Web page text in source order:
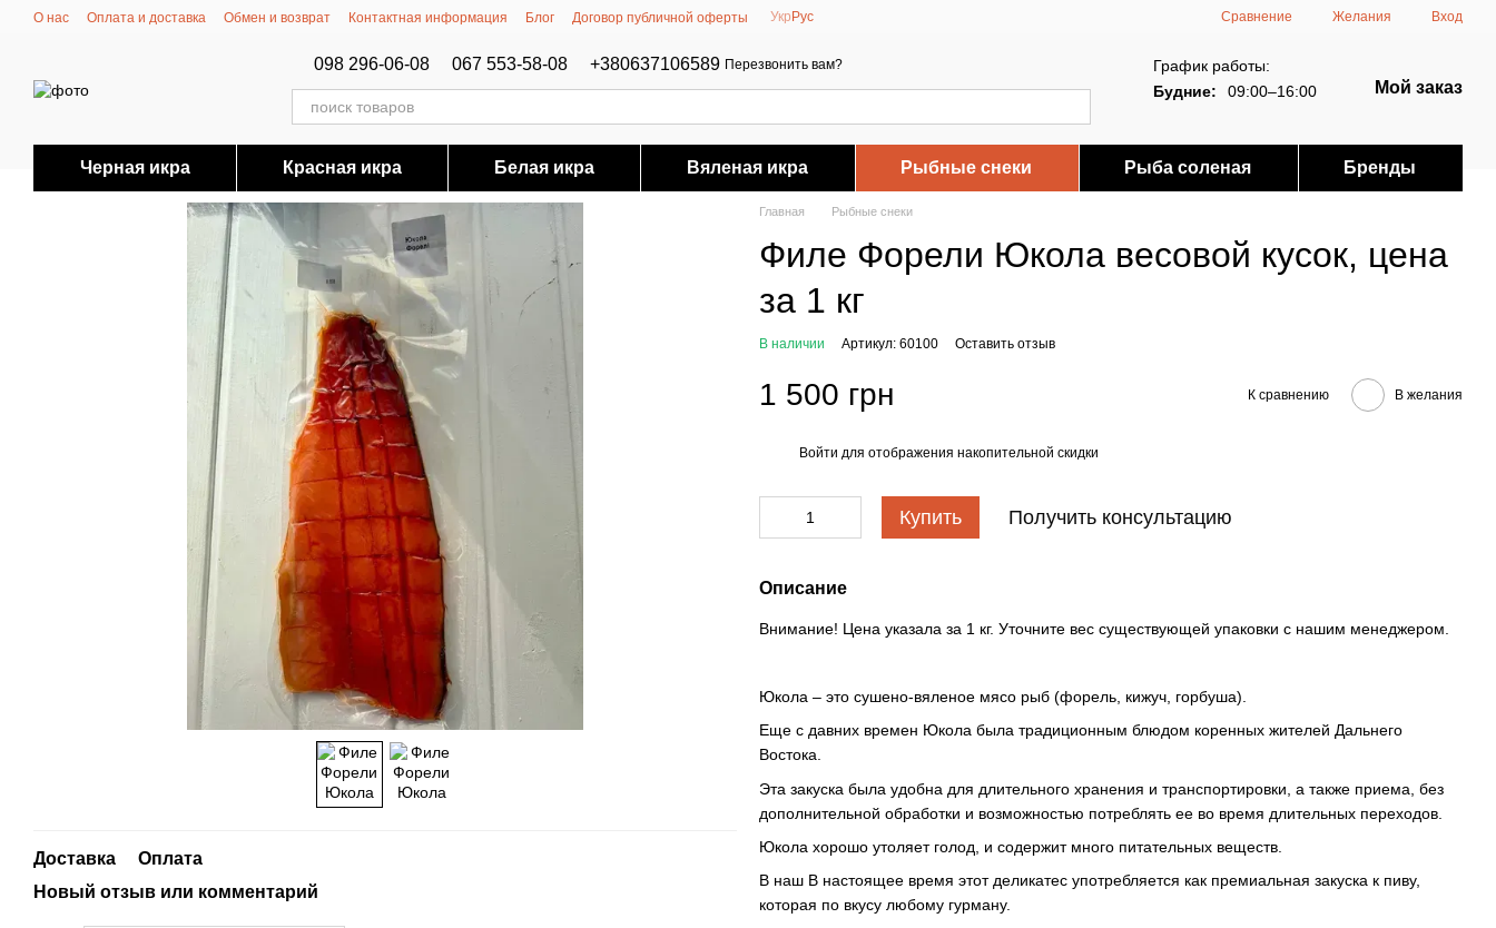
Перейти к основному контенту
О нас Оплата и доставка Обмен и возврат Контактная информация Блог Договор публичной оферты Укр Рус Сравнение Желания Вход
098 296-06-08 067 553-58-08 +380637106589 Перезвонить вам?
График работы:
Будние:
09:00–16:00 Мой заказ
Черная икра Красная икра Белая икра Вяленая икра Рыбные снеки Рыба соленая Бренды
Доставка
Оплата
Новый отзыв или комментарий
Главная Рыбные снеки
Филе Форели Юкола весовой кусок, цена
за 1 кг
В наличии Артикул: 60100 Оставить отзыв
1 500 грн К сравнению В желания
Войти для отображения накопительной скидки
Купить Получить консультацию
Описание
Внимание! Цена указала за 1 кг. Уточните вес существующей упаковки с нашим менеджером.
Юкола – это сушено-вяленое мясо рыб (форель, кижуч, горбуша).
Еще с давних времен Юкола была традиционным блюдом коренных жителей Дальнего
Востока.
Эта закуска была удобна для длительного хранения и транспортировки, а также приема, без
дополнительной обработки и возможностью потреблять ее во время длительных переходов.
Юкола хорошо утоляет голод, и содержит много питательных веществ.
В наш В настоящее время этот деликатес употребляется как премиальная закуска к пиву,
которая по вкусу любому гурману.